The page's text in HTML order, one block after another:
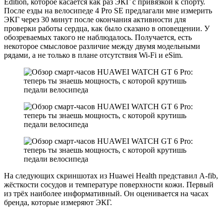
После езды на велосипеде 4 Pro SE предлагали мне измерить
ЭКГ через 30 минут после окончания активности для
проверки работы сердца, как было сказано в оповещении. У
обозреваемых такого не наблюдалось. Получается, есть
некоторое смысловое различие между двумя модельными
рядами, а не только в плане отсутствия Wi-Fi и eSim.
На следующих скриншотах из Huawei Health представил A-fib,
жёсткости сосудов и температуре поверхности кожи. Первый
из трёх наиболее информативный. Он оценивается на часах
бренда, которые измеряют ЭКГ.